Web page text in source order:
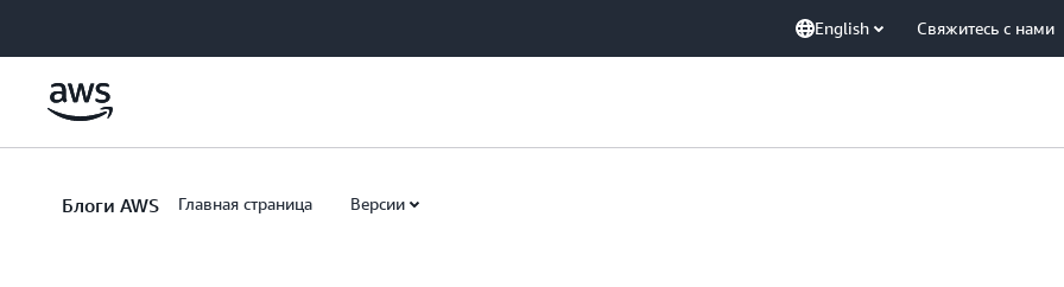
English Свяжитесь с нами
Блоги AWS Главная страница Версии